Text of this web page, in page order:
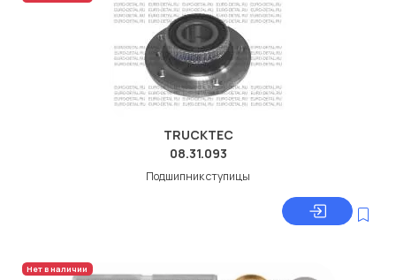
TRUCKTEC
08.31.093
Подшипник ступицы
Нет в наличии